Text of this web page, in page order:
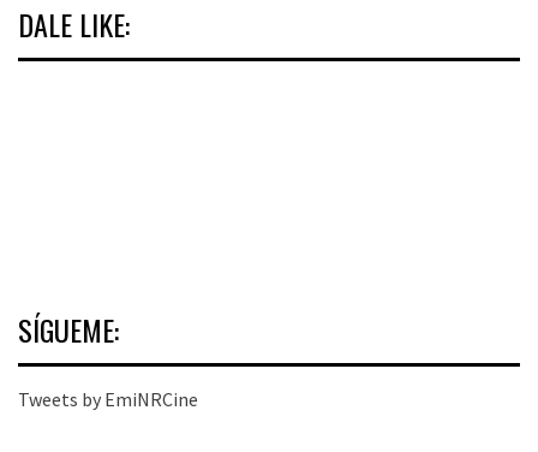
DALE LIKE:
SÍGUEME:
Tweets by EmiNRCine